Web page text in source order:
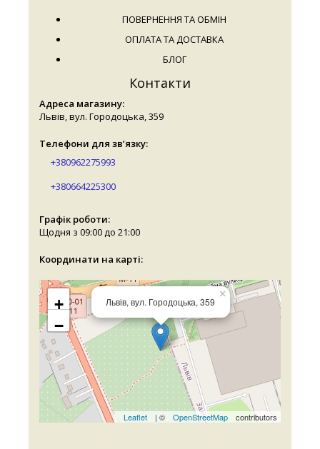
ПОВЕРНЕННЯ ТА ОБМІН
ОПЛАТА ТА ДОСТАВКА
БЛОГ
Контакти
Адреса магазину:
Львів, вул. Городоцька, 359
Телефони для зв’язку:
+380962275993
+380664225300
Графік роботи:
Щодня з 09:00 до 21:00
Координати на карті:
Львів, вул. Городоцька, 359
×
+
−
Leaflet | © OpenStreetMap contributors